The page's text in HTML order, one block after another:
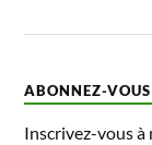
ABONNEZ-
Inscrivez-vous